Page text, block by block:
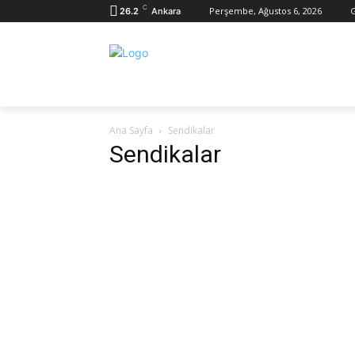
26.2 C Ankara Perşembe, Ağustos 6, 2026
Ana Sayfa Sendikalar
Sendikalar